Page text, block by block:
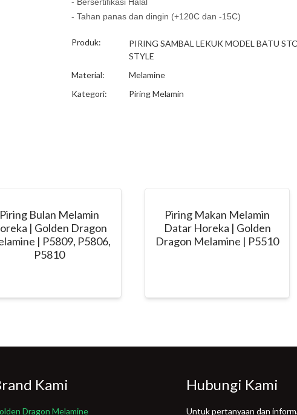
- Tahan panas dan dingin (+120C dan -15C)
Produk:
PIRING SAMBAL LEKUK MODEL BATU
STYLE
Material:
Melamine
Kategori:
Piring Melamin
Piring Bulan Melamin
| Golden Dragon
| P5809, P5806,
P5810
Piring Makan Melamin
Datar Horeka | Golden
Dragon Melamine | P5510
Kami
Dragon Melamine
Hubungi Kami
Untuk pertanyaan dan